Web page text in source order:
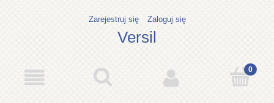
Zarejestruj się Zaloguj się
Versil